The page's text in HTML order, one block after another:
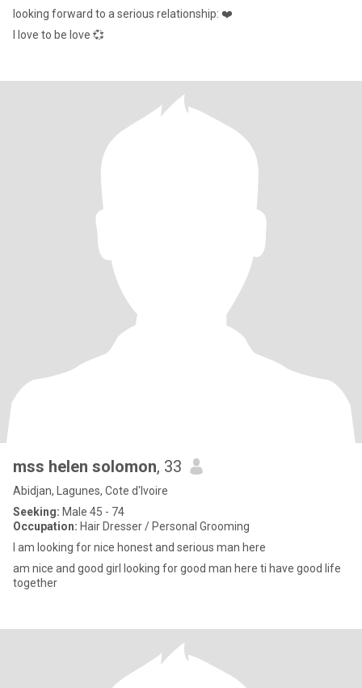
looking forward to a serious relationship: ❤️
I love to be love 💞
mss helen solomon, 33
Abidjan, Lagunes, Cote d'Ivoire
Seeking: Male 45 - 74
Occupation: Hair Dresser / Personal Grooming
I am looking for nice honest and serious man here
am nice and good girl looking for good man here ti have good life
together